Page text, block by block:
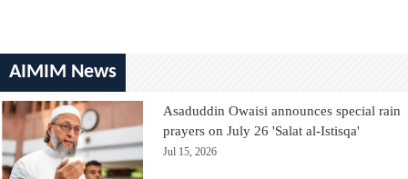
AIMIM News
Asaduddin Owaisi announces special rain
prayers on July 26 'Salat al-Istisqa'
Jul 15, 2026